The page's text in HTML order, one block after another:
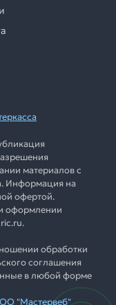
материалов с
Информация на
офертой.
оформлении
обработки
соглашения
в любой форме
"Мастервеб"